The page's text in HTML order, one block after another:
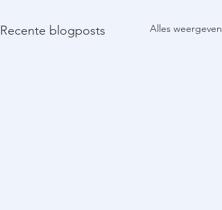
Recente blogposts Alles weergeven